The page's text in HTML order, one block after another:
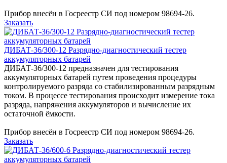
Прибор внесён в Госреестр СИ под номером 98694-26.
Заказать
ДИБАТ-36/300-12 Разрядно-диагностический тестер
аккумуляторных батарей
ДИБАТ-36/300-12 предназначен для тестирования
аккумуляторных батарей путем проведения процедуры
контролируемого разряда со стабилизированным разрядным
током. В процессе тестирования происходит измерение тока
разряда, напряжения аккумуляторов и вычисление их
остаточной ёмкости.
Прибор внесён в Госреестр СИ под номером 98694-26.
Заказать